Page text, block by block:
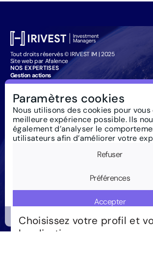
Tout droits réservés © IRIVEST IM | 2025
Site web par Afalence
NOS EXPERTISES
Gestion actions
Gestion obligataire
Particuliers : souscription
IRIVEST IM
À propos
Investissement responsable
Actualités
Règlementation
Nous contacter
Choisissez votre profil et
localisation
Paramètres cookies
Nous utilisons des cookies pour
meilleure expérience possible. Ils
également d’analyser le
utilisateurs afin d’améliorer votre
Refuser
Préférences
Accepter
Fonctionnalités